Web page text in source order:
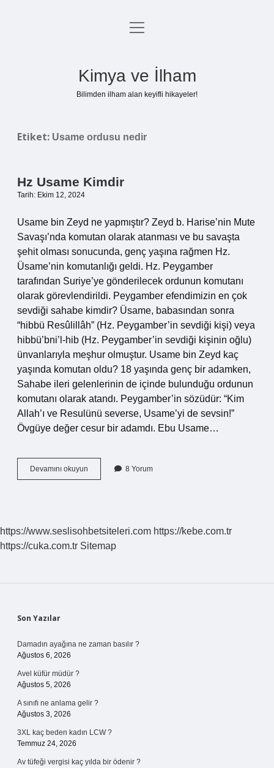
Anasayfa
menüyü
Kimya ve İlham
Bilimden ilham alan keyifli hikayeler!
Etiket: Usame ordusu nedir
Hz Usame Kimdir
Tarih: Ekim 12, 2024
Usame bin Zeyd ne yapmıştır? Zeyd b. Harise’nin Mute
Savaşı’nda komutan olarak atanması ve bu savaşta
şehit olması sonucunda, genç yaşına rağmen Hz.
Üsame’nin komutanlığı geldi. Hz. Peygamber
tarafından Suriye’ye gönderilecek ordunun komutanı
olarak görevlendirildi. Peygamber efendimizin en çok
sevdiği sahabe kimdir? Üsame, babasından sonra
“hibbü Resûlillâh” (Hz. Peygamber’in sevdiği kişi) veya
hibbü’bni’l-hib (Hz. Peygamber’in sevdiği kişinin oğlu)
ünvanlarıyla meşhur olmuştur. Usame bin Zeyd kaç
yaşında komutan oldu? 18 yaşında genç bir adamken,
Sahabe ileri gelenlerinin de içinde bulunduğu ordunun
komutanı olarak atandı. Peygamber’in sözüdür: “Kim
Allah’ı ve Resulünü severse, Usame’yi de sevsin!”
Övgüye değer cesur bir adamdı. Ebu Usame…
Devamını okuyun
Usame
8 Yorum
https://www.seslisohbetsiteleri.com https://kebe.com.tr
https://cuka.com.tr Sitemap
Sidebar
Son Yazılar
Damadın ayağına ne zaman basılır ?
Ağustos 6, 2026
Avel küfür müdür ?
Ağustos 5, 2026
A sınıfı ne anlama gelir ?
Ağustos 3, 2026
3XL kaç beden kadın LCW ?
Temmuz 24, 2026
Av tüfeği vergisi kaç yılda bir ödenir ?